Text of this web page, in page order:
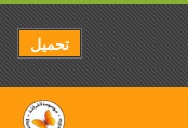
تحميل